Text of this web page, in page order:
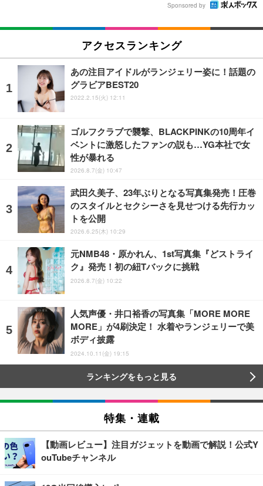
Sponsored by
アクセスランキング
あの注目アイドルがランジェリー姿に！話題の
グラビアBEST20
2022.2.15(火) 12:11
ゴルフクラブで襲撃、BLACKPINKの10周年イ
ベントに激怒したファンの説も…YG本社で女
性が暴れる
2026.8.7(金) 10:47
武田久美子、23年ぶりとなる写真集発売！圧巻
のスタイルとセクシーさを見せつける先行カッ
トを公開
2026.6.25(木) 10:29
元NMB48・原かれん、1st写真集『どストライ
ク』発売！初の紐Tバックに挑戦
2026.8.7(金) 10:22
人気声優・井口裕香の写真集「MORE MORE
MORE」が4刷決定！ 水着やランジェリーで美
ボディ披露
2024.10.11(金) 19:15
ランキングをもっと見る
特集・連載
【動画レビュー】注目ガジェットを動画で解説！公式Y
ouTubeチャンネル